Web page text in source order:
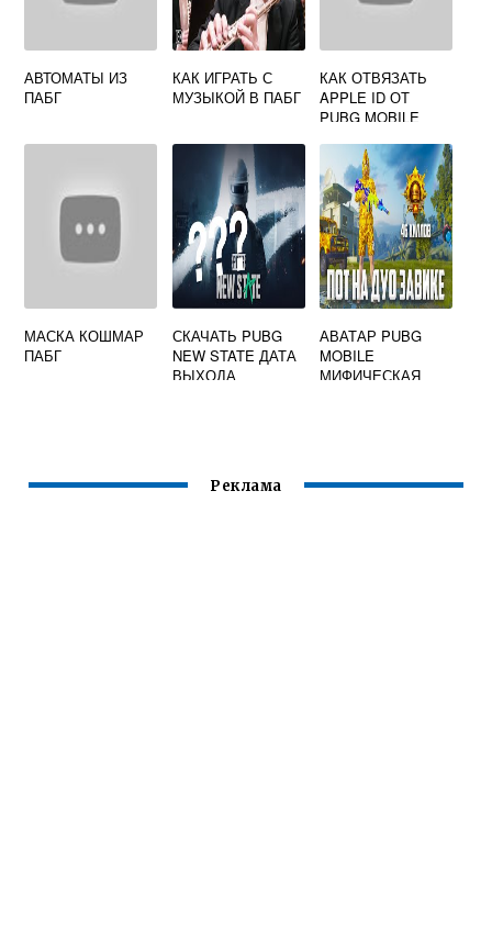
АВТОМАТЫ ИЗ
ПАБГ
КАК ИГРАТЬ С
МУЗЫКОЙ В ПАБГ
КАК ОТВЯЗАТЬ
APPLE ID ОТ
PUBG MOBILE
МАСКА КОШМАР
ПАБГ
СКАЧАТЬ PUBG
NEW STATE ДАТА
ВЫХОДА
АВАТАР PUBG
MOBILE
МИФИЧЕСКАЯ
Реклама